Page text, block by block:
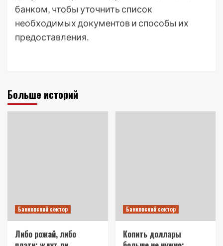
банком‚ чтобы уточнить список
необходимых документов и способы их
предоставления․
Больше историй
Банковский сектор
Либо рожай, либо
Банковский сектор
Копить доллары